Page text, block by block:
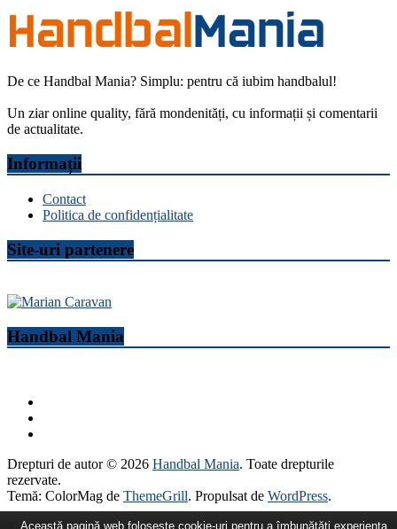
De ce Handbal Mania? Simplu: pentru că iubim handbalul!
Un ziar online quality, fără mondenități, cu informații și comentarii
de actualitate.
Informații
Contact
Politica de confidențialitate
Site-uri partenere
Handbal Mania
Drepturi de autor © 2026 Handbal Mania. Toate drepturile
rezervate.
Temă: ColorMag de ThemeGrill. Propulsat de WordPress.
Această pagină web folosește cookie-uri pentru a îmbunătăți experiența